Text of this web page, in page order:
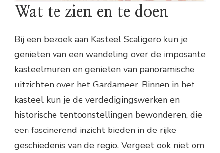
Wat te zien en te doen
Bij een bezoek aan Kasteel Scaligero kun je
genieten van een wandeling over de imposante
kasteelmuren en genieten van panoramische
uitzichten over het Gardameer. Binnen in het
kasteel kun je de verdedigingswerken en
historische tentoonstellingen bewonderen, die
een fascinerend inzicht bieden in de rijke
geschiedenis van de regio. Vergeet ook niet om